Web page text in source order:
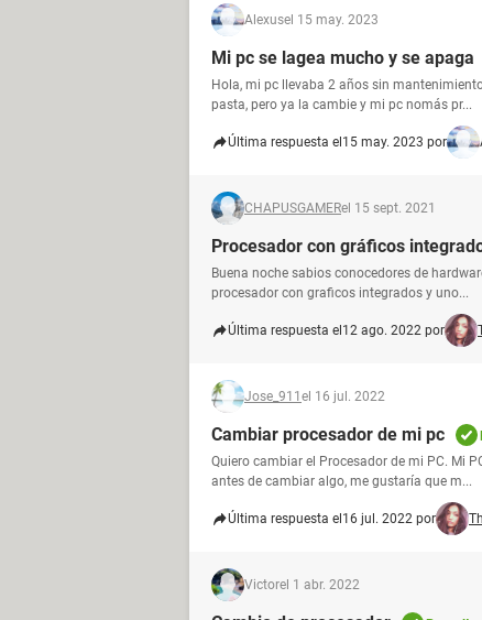
Alexusel 15 may. 2023
Mi pc se lagea mucho y se apaga
Hola, mi pc llevaba 2 años sin
pasta, pero ya la cambie y mi pc nomás pr...
Última respuesta el 15 may. 2023 por
CHAPUSGAMERel 15 sept. 2021
Procesador con gráficos
Buena noche sabios conocedores de
procesador con graficos integrados y uno...
Última respuesta el 12 ago. 2022 por
Jose_911 el 16 jul. 2022
Cambiar procesador de mi pc
Quiero cambiar el Procesador de mi PC. Mi
antes de cambiar algo, me gustaría que m...
Última respuesta el 16 jul. 2022 por
Victorel 1 abr. 2022